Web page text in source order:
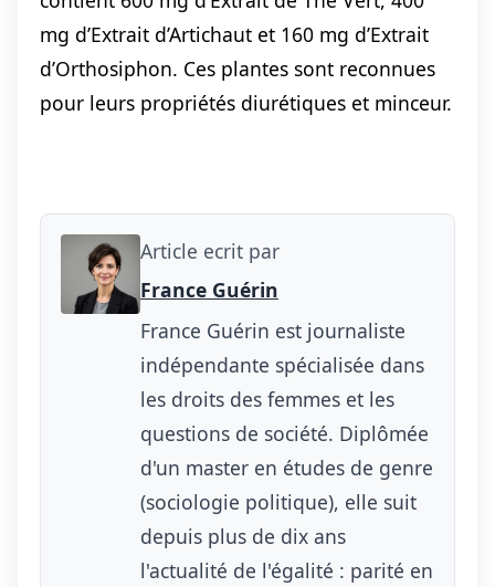
mg d’Extrait d’Artichaut et 160 mg d’Extrait
d’Orthosiphon. Ces plantes sont reconnues
pour leurs propriétés diurétiques et minceur.
Article ecrit par
France Guérin
France Guérin est journaliste
indépendante spécialisée dans
les droits des femmes et les
questions de société. Diplômée
d'un master en études de genre
(sociologie politique), elle suit
depuis plus de dix ans
l'actualité de l'égalité : parité en